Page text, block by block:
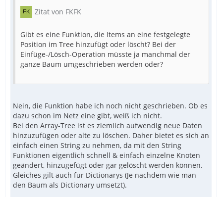
Zitat von FKFK
Gibt es eine Funktion, die Items an eine festgelegte
Position im Tree hinzufügt oder löscht? Bei der
Einfüge-/Lösch-Operation müsste ja manchmal der
ganze Baum umgeschrieben werden oder?
Nein, die Funktion habe ich noch nicht geschrieben. Ob es
dazu schon im Netz eine gibt, weiß ich nicht.
Bei den Array-Tree ist es ziemlich aufwendig neue Daten
hinzuzufügen oder alte zu löschen. Daher bietet es sich an
einfach einen String zu nehmen, da mit den String
Funktionen eigentlich schnell & einfach einzelne Knoten
geändert, hinzugefügt oder gar gelöscht werden können.
Gleiches gilt auch für Dictionarys (Je nachdem wie man
den Baum als Dictionary umsetzt).